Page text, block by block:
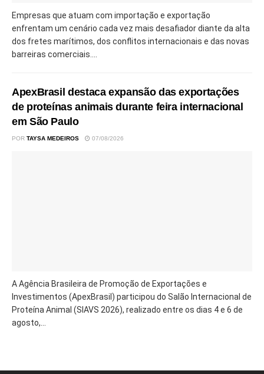
Empresas que atuam com importação e exportação
enfrentam um cenário cada vez mais desafiador diante da alta
dos fretes marítimos, dos conflitos internacionais e das novas
barreiras comerciais....
ApexBrasil destaca expansão das exportações
de proteínas animais durante feira internacional
em São Paulo
POR TAYSA MEDEIROS 07/08/2026
A Agência Brasileira de Promoção de Exportações e
Investimentos (ApexBrasil) participou do Salão Internacional de
Proteína Animal (SIAVS 2026), realizado entre os dias 4 e 6 de
agosto,...